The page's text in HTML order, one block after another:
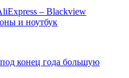
– Blackview
и ноутбук
конец года большую